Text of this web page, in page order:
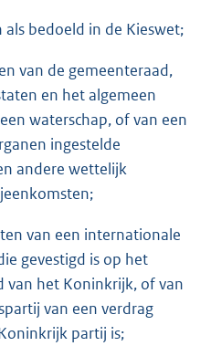
als bedoeld in de Kieswet;
van de gemeenteraad,
en het algemeen
waterschap, of van een
ingestelde
andere wettelijk
van een internationale
gevestigd is op het
van het Koninkrijk, of van
van een verdrag
partij is;